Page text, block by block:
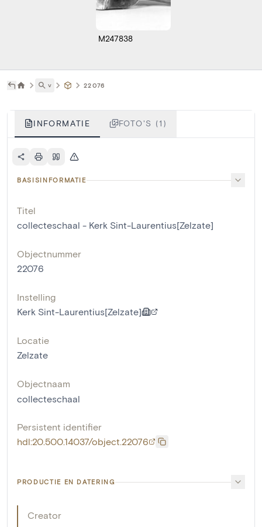
M247838
˅ 22076
INFORMATIE FOTO'S (1)
BASISINFORMATIE
Titel
collecteschaal - Kerk Sint-Laurentius[Zelzate]
Objectnummer
22076
Instelling
Kerk Sint-Laurentius[Zelzate]
Locatie
Zelzate
Objectnaam
collecteschaal
Persistent identifier
hdl:20.500.14037/object.22076
PRODUCTIE EN DATERING
Creator